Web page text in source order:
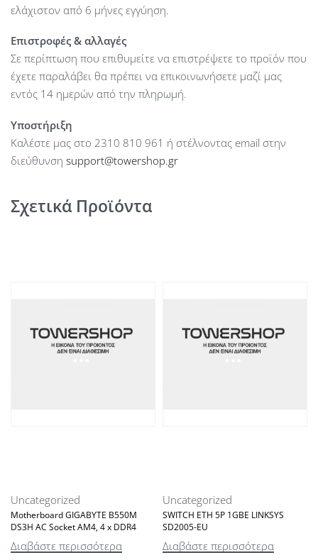
ελάχιστον από 6 μήνες εγγύηση.
Επιστροφές & αλλαγές
Σε περίπτωση που επιθυμείτε να επιστρέψετε το προϊόν που
έχετε παραλάβει θα πρέπει να επικοινωνήσετε μαζί μας
εντός 14 ημερών από την πληρωμή.
Υποστήριξη
Καλέστε μας στο 2310 810 961 ή στέλνοντας email στην
διεύθυνση support@towershop.gr
Σχετικά Προϊόντα
Uncategorized
Motherboard GIGABYTE B550M
DS3H AC Socket AM4, 4 x DDR4
Διαβάστε περισσότερα
Uncategorized
SWITCH ETH 5P 1GBE LINKSYS
SD2005-EU
Διαβάστε περισσότερα